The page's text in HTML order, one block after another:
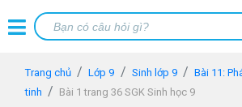
Trang chủ Lớp 9 Sinh lớp 9
Bài 11:
tinh
Bài 1 trang 36 SGK Sinh học 9